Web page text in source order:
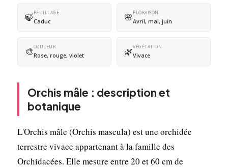
🍃FEUILLAGE
Caduc 🌸 FLORAISON
Avril, mai, juin
🎨COULEUR
Rose, rouge, violet 🌿VÉGÉTATION
Vivace
Orchis mâle : description et
botanique
L'Orchis mâle (Orchis mascula) est une orchidée
terrestre vivace appartenant à la famille des
Orchidacées. Elle mesure entre 20 et 60 cm de